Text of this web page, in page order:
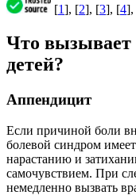
[1], [2], [3], [4],
Что вызывает
детей?
Аппендицит
Если причиной боли
болевой синдром
нарастанию и
самочувствием. При
немедленно вызвать